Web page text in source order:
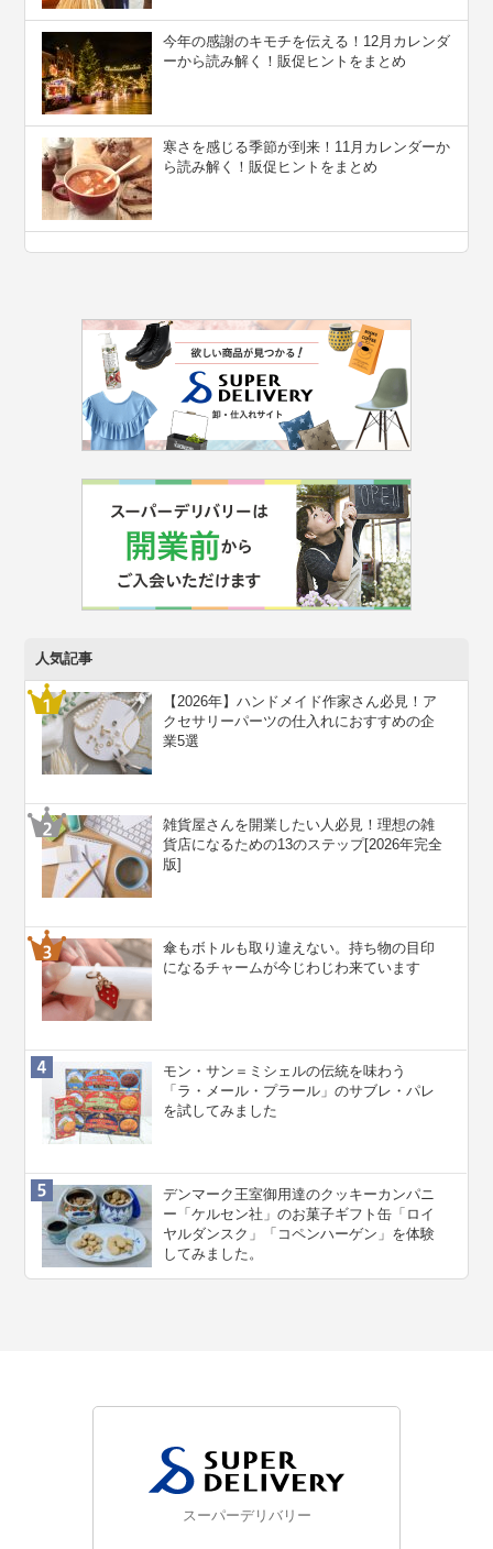
今年の感謝のキモチを伝える！12月カレンダ
ーから読み解く！販促ヒントをまとめ
寒さを感じる季節が到来！11月カレンダーか
ら読み解く！販促ヒントをまとめ
人気記事
【2026年】ハンドメイド作家さん必見！ア
クセサリーパーツの仕入れにおすすめの企
業5選
雑貨屋さんを開業したい人必見！理想の雑
貨店になるための13のステップ[2026年完全
版]
傘もボトルも取り違えない。持ち物の目印
になるチャームが今じわじわ来ています
モン・サン＝ミシェルの伝統を味わう
「ラ・メール・プラール」のサブレ・パレ
を試してみました
デンマーク王室御用達のクッキーカンパニ
ー「ケルセン社」のお菓子ギフト缶「ロイ
ヤルダンスク」「コペンハーゲン」を体験
してみました。
スーパーデリバリー